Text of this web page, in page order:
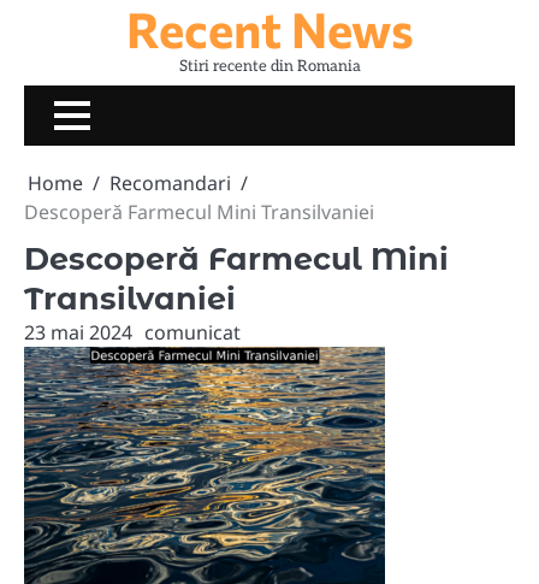
Recent News
Stiri recente din Romania
Home
Recomandari
Descoperă Farmecul Mini Transilvaniei
Descoperă Farmecul Mini
Transilvaniei
23 mai 2024 comunicat